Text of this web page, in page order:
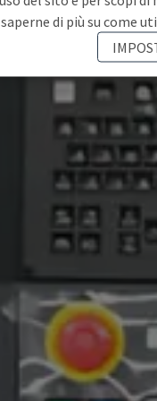
di più su come